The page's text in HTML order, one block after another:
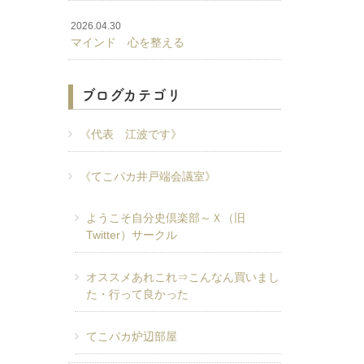
2026.04.30
マインド 心を整える
ブログカテゴリ
《代表 江波です》
《てこパカ井戸端会議室》
ようこそ自分史倶楽部～Ｘ（旧
Twitter）サークル
オススメあれこれ⇒こんなん買いまし
た・行って良かった
てこパカ炉辺部屋